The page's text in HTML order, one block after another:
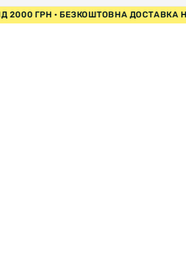
ВІД 2000 ГРН • БЕЗКОШТОВНА